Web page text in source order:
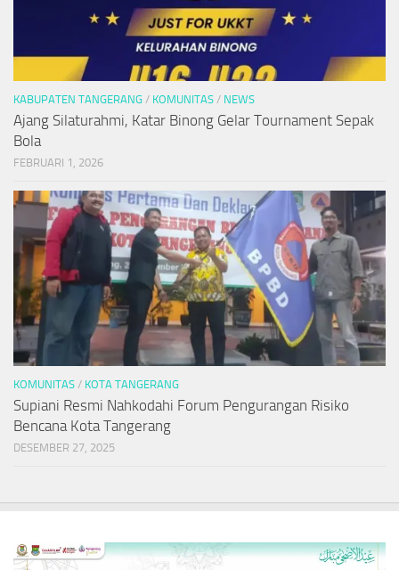
KABUPATEN TANGERANG / KOMUNITAS / NEWS
Ajang Silaturahmi, Katar Binong Gelar Tournament Sepak
Bola
FEBRUARI 1, 2026
KOMUNITAS / KOTA TANGERANG
Supiani Resmi Nahkodahi Forum Pengurangan Risiko
Bencana Kota Tangerang
DESEMBER 27, 2025